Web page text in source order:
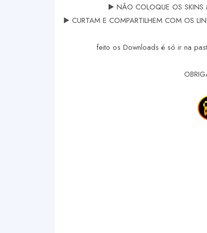
▶️ NÃO COLOQUE OS SKINS
▶️ CURTAM E COMPARTILHEM COM OS
feito os Downloads é só ir na